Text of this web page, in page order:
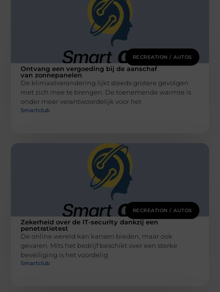
RECREATION / AUTOS
Ontvang een vergoeding bij de aanschaf
van zonnepanelen
De klimaatverandering lijkt steeds grotere gevolgen
met zich mee te brengen. De toenemende warmte is
onder meer verantwoordelijk voor het
Smartclub
RECREATION / AUTOS
Zekerheid over de IT-security dankzij een
penetratietest
De online wereld kan kansen bieden, maar ook
gevaren. Mits het bedrijf beschikt over een sterke
beveiliging is het voordelig
Smartclub